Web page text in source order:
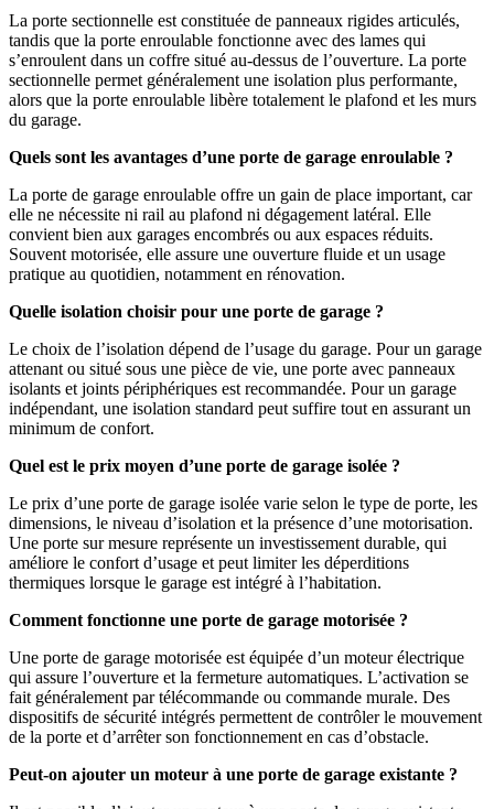
La porte sectionnelle est constituée de panneaux rigides articulés,
tandis que la porte enroulable fonctionne avec des lames qui
s’enroulent dans un coffre situé au-dessus de l’ouverture. La porte
sectionnelle permet généralement une isolation plus performante,
alors que la porte enroulable libère totalement le plafond et les murs
du garage.
Quels sont les avantages d’une porte de garage enroulable ?
La porte de garage enroulable offre un gain de place important, car
elle ne nécessite ni rail au plafond ni dégagement latéral. Elle
convient bien aux garages encombrés ou aux espaces réduits.
Souvent motorisée, elle assure une ouverture fluide et un usage
pratique au quotidien, notamment en rénovation.
Quelle isolation choisir pour une porte de garage ?
Le choix de l’isolation dépend de l’usage du garage. Pour un garage
attenant ou situé sous une pièce de vie, une porte avec panneaux
isolants et joints périphériques est recommandée. Pour un garage
indépendant, une isolation standard peut suffire tout en assurant un
minimum de confort.
Quel est le prix moyen d’une porte de garage isolée ?
Le prix d’une porte de garage isolée varie selon le type de porte, les
dimensions, le niveau d’isolation et la présence d’une motorisation.
Une porte sur mesure représente un investissement durable, qui
améliore le confort d’usage et peut limiter les déperditions
thermiques lorsque le garage est intégré à l’habitation.
Comment fonctionne une porte de garage motorisée ?
Une porte de garage motorisée est équipée d’un moteur électrique
qui assure l’ouverture et la fermeture automatiques. L’activation se
fait généralement par télécommande ou commande murale. Des
dispositifs de sécurité intégrés permettent de contrôler le mouvement
de la porte et d’arrêter son fonctionnement en cas d’obstacle.
Peut-on ajouter un moteur à une porte de garage existante ?